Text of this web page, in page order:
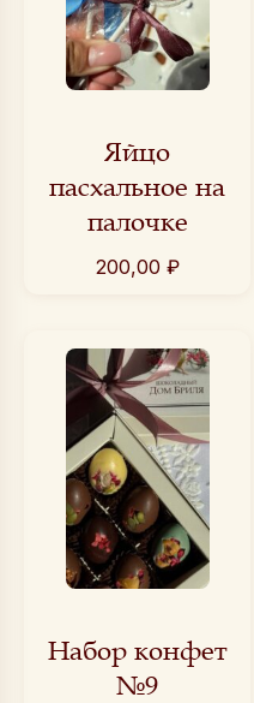
Яйцо
пасхальное на
палочке
200,00 ₽
Набор конфет
№9